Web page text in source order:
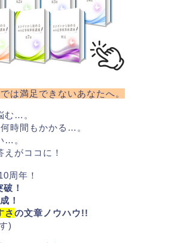
は満足できないあなたへ。
む…。
時間もかかる…。
…。
がココに！
周年！
！
！
さの文章ノウハウ!!
)